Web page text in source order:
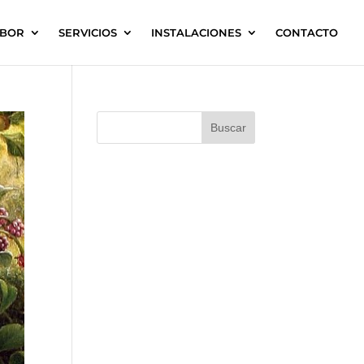
SERVICIOS INSTALACIONES CONTACTO
Buscar